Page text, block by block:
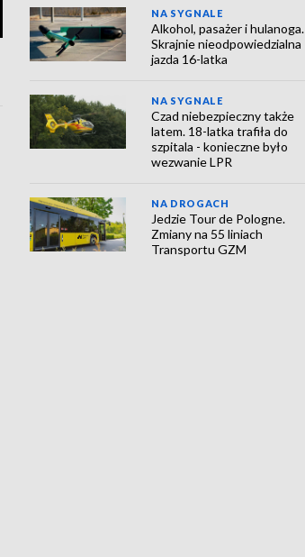
NA SYGNALE
Alkohol, pasażer i hulanoga.
Skrajnie nieodpowiedzialna
jazda 16-latka
NA SYGNALE
Czad niebezpieczny także
latem. 18-latka trafiła do
szpitala - konieczne było
wezwanie LPR
NA DROGACH
Jedzie Tour de Pologne.
Zmiany na 55 liniach
Transportu GZM